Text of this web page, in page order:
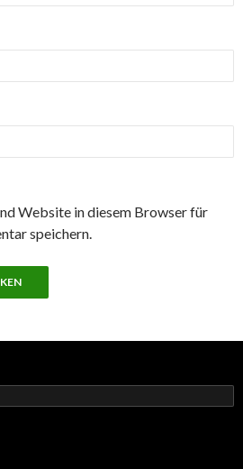
Website in diesem Browser für
speichern.